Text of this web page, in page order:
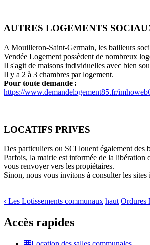
AUTRES LOGEMENTS
A Mouilleron-Saint-Germain, les bailleurs
Vendée Logement possèdent de nombreux
Il s'agit de maisons individuelles avec bien
Il y a 2 à 3 chambres par logement.
Pour toute demande :
https://www.demandelogement85.fr/
LOCATIFS PRIVES
Des particuliers ou SCI louent également des
Parfois, la mairie est informée de la libération
vous renvoyer vers les propiétaires.
Sinon, nous vous invitons à consulter les sites
‹ Les Lotissements communaux haut Ordures
Accès rapides
Location des salles communales